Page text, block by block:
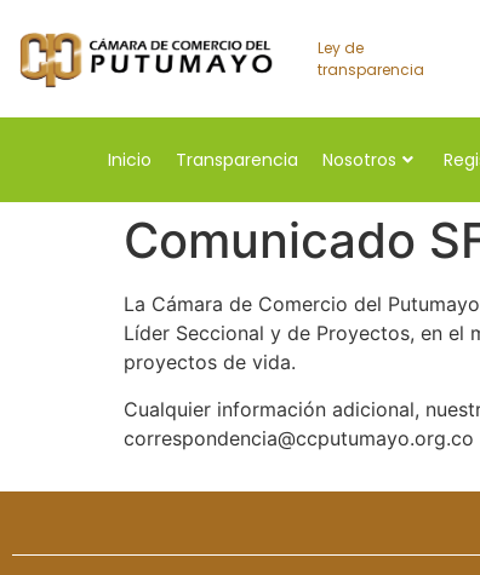
Ley de
transparencia
Inicio Transparencia Nosotros
Comunicado
La Cámara de Comercio del
Líder Seccional y de Proyectos, en el
proyectos de vida.
Cualquier información adicional,
correspondencia@ccputumayo.org.co